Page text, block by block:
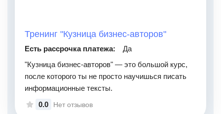
Тренинг "Кузница бизнес-авторов"
Есть рассрочка платежа:
Да
"Кузница бизнес-авторов" — это большой курс,
после которого ты не просто научишься писать
информационные тексты.
0.0
Нет отзывов